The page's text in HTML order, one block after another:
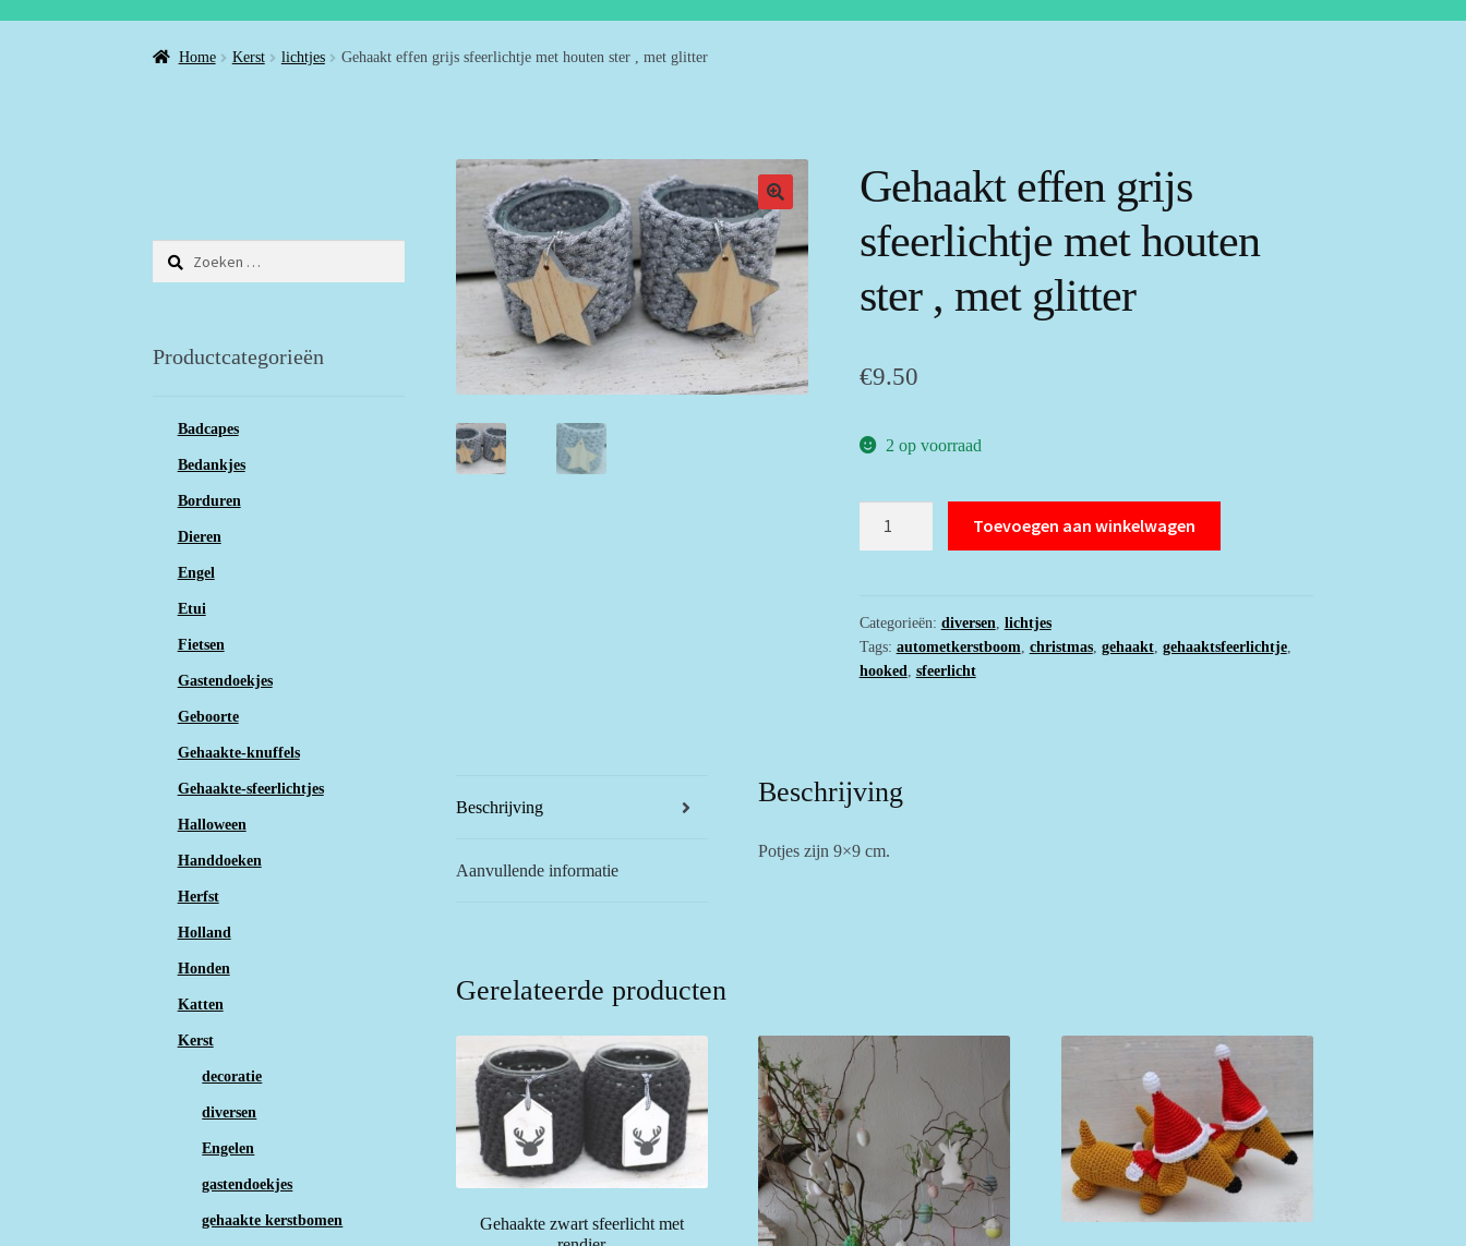
Home Kerst lichtjes Gehaakt effen grijs sfeerlichtje met houten ster , met glitter
Gehaakt effen grijs
sfeerlichtje met houten
ster , met glitter
€9.50
2 op voorraad
met
houten
ster
aantal
Toevoegen aan winkelwagen
Categorieën: diversen, lichtjes
Tags: autometkerstboom, christmas, gehaakt, gehaaktsfeerlichtje,
hooked, sfeerlicht
Beschrijving
Aanvullende informatie
Beschrijving
Potjes zijn 9×9 cm.
Gerelateerde producten
Gehaakte zwart sfeerlicht met
naar:
Productcategorieën
Badcapes
Bedankjes
Borduren
Dieren
Engel
Etui
Fietsen
Gastendoekjes
Geboorte
Gehaakte-knuffels
Gehaakte-sfeerlichtjes
Halloween
Handdoeken
Herfst
Holland
Honden
Katten
Kerst
decoratie
diversen
Engelen
gastendoekjes
gehaakte kerstbomen